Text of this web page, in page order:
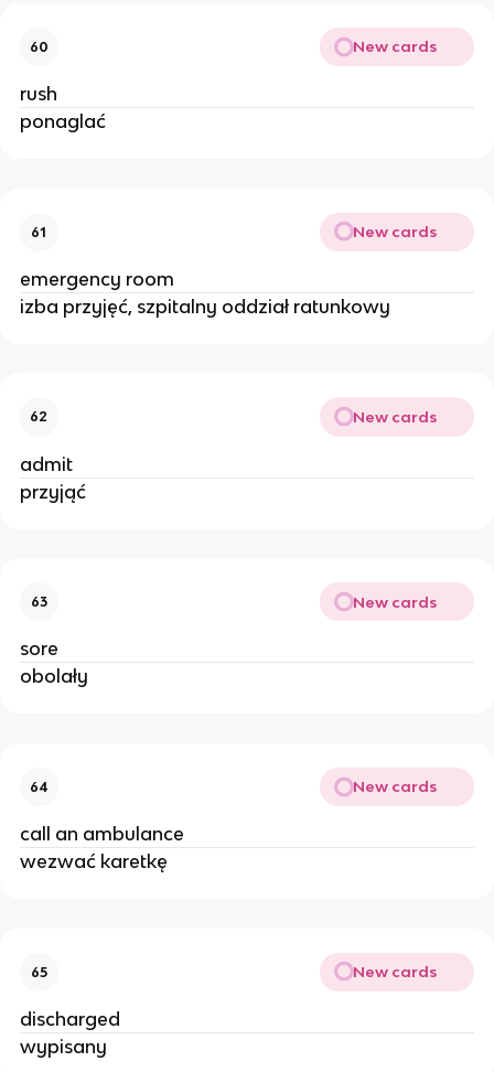
60 New cards
rush
ponaglać
61 New cards
emergency room
izba przyjęć, szpitalny oddział ratunkowy
62 New cards
admit
przyjąć
63 New cards
sore
obolały
64 New cards
call an ambulance
wezwać karetkę
65 New cards
discharged
wypisany